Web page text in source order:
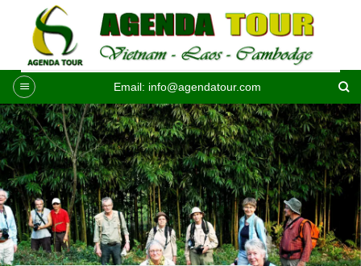
contenu
Email: info@agendatour.com